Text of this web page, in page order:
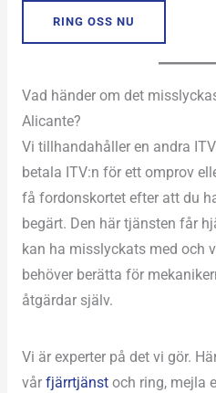
RING OSS NU
Vad händer om det
Alicante?
Vi tillhandahåller en andra
betala ITV:n för ett omprov
få fordonskortet efter att du
begärt. Den här tjänsten får
kan ha misslyckats med och
behöver berätta för
åtgärdar själv.
Vi är experter på det vi gör.
vår fjärrtjänstoch ring, mejla